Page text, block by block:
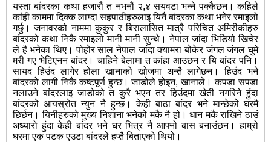
यस्ता बांदरका कथा हजारौं त नभनौं २,४ सयवटा भन्ने पक्कैछन। कहिले
कांही काममा दिक्क लाग्दा सहपाठीहरुलाइ यिनै बांदरका कथा भनेर रमाइलो
गर्छु। जनावरको नाममा कुकुर र बिरालासित मात्रै परिचित अमिरीकीहरु
बांदरको कथा निकै रमाइलो मानी मानी सुन्थे। नेपाल जांदा भिडियो खिचेर
ले है भनेका थिए। पोहोर साल नेपाल जांदा क्यामरा बोकेर जंगल जंगल घुमे
मरी गए भेटिएनन बांदर। चाहिने बेलामा त कांहा आउछन र यि बांदर पनि।
सायद हिउंद लागेर होला खानाको खोजमा अन्तै लागेछन। हिउंद भने
बांदरको लागी निकै कष्टपूर्ण हुन्छ। जाडोले होइन, खानाले। कपडा सपडा
नलाउने बांदरलाइ जाडोको त कुरै भएन तर हिउंदमा खेती नगरिने हुंदा
बांदरको आयस्रोत न्युन नै हुन्छ। केही बाठा बांदर भने मान्छेको घरमै
छिर्छन। यिनीहरुको मुख्य निशाना भनेको मकै नै हो। धान मकै राखिने ठाउं
अध्यारो हुंदा केही बांदर भने घर भित्र नै आफ्नो बास बनाउंछन। हाम्रो
घरमा एक पटक एउटा बांदरले हप्तै बिताएको थियो।